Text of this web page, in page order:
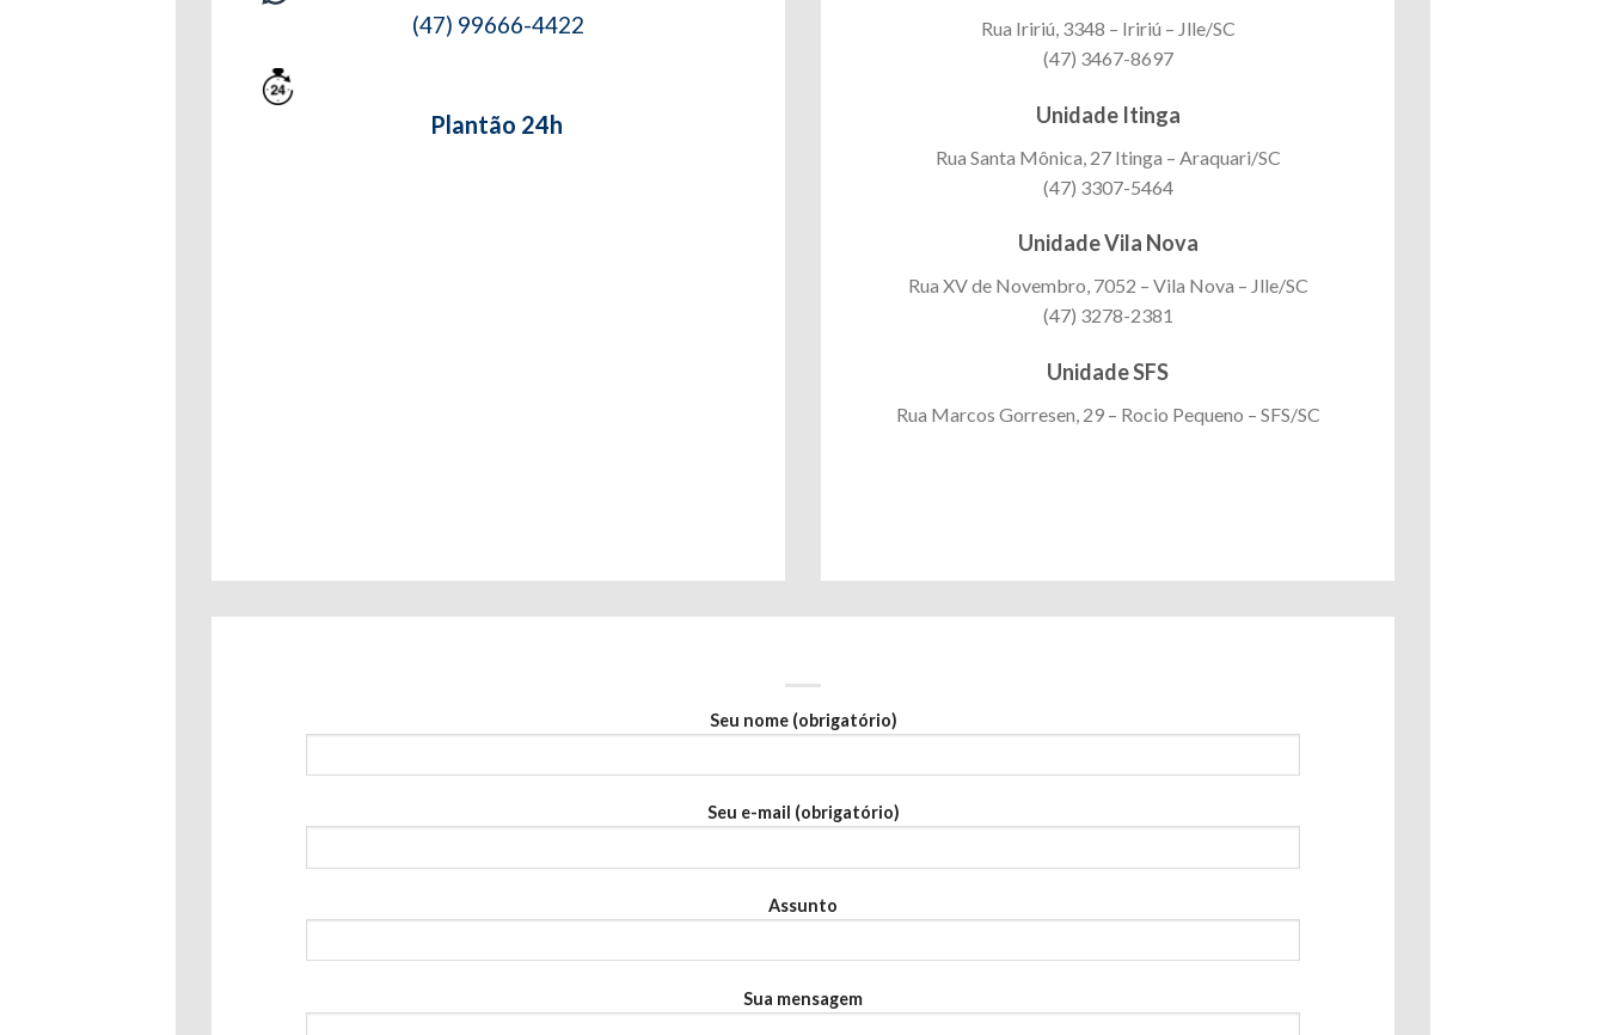
(47) 99666-4422
Plantão 24h
Rua Iririú, 3348 – Iririú – Jlle/SC
(47) 3467-8697
Unidade Itinga
Rua Santa Mônica, 27 Itinga – Araquari/SC
(47) 3307-5464
Unidade Vila Nova
Rua XV de Novembro, 7052 – Vila Nova – Jlle/SC
(47) 3278-2381
Unidade SFS
Rua Marcos Gorresen, 29 – Rocio Pequeno – SFS/SC
Seu nome (obrigatório)
Seu e-mail (obrigatório)
Assunto
Sua mensagem